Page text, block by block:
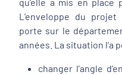
qu’elle a mis en place
L’enveloppe du
porte sur le
années. La situation l’a
changer l’angle